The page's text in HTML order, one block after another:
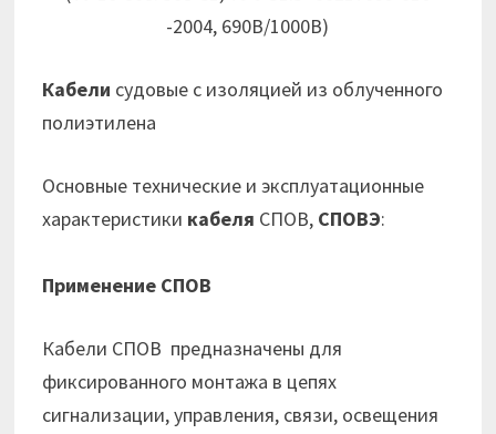
-2004, 690В/1000В)
Кабели судовые с изоляцией из облученного
полиэтилена
Основные технические и эксплуатационные
характеристики кабеля СПОВ, СПОВЭ:
Применение СПОВ
Кабели СПОВ предназначены для
фиксированного монтажа в цепях
сигнализации, управления, связи, освещения